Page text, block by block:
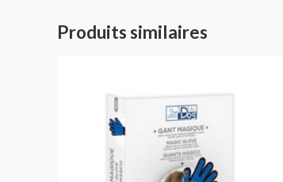
Produits similaires